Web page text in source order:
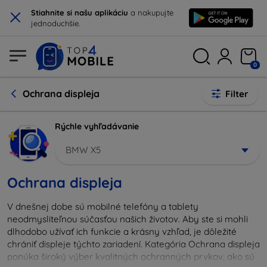
× Stiahnite si našu aplikáciu a nakupujte
jednoduchšie.
0
Ochrana displeja Filter
Rýchle vyhľadávanie
BMW X5
Ochrana displeja
V dnešnej dobe sú mobilné telefóny a tablety
neodmysliteľnou súčasťou našich životov. Aby ste si mohli
dlhodobo užívať ich funkcie a krásny vzhľad, je dôležité
chrániť displeje týchto zariadení. Kategória Ochrana displeja
ponúka široký výber kvalitných ochranných prvkov, ako sú